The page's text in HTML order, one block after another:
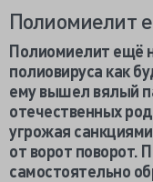
Полиомиелит
Полиомиелит ещё
полиовируса как
ему вышел вялый
отечественных
угрожая
от ворот поворот.
самостоятельно